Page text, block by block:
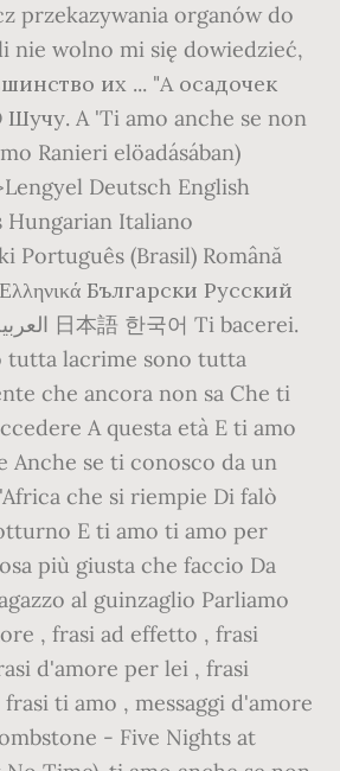
przekazywania organów do
nie wolno mi się dowiedzieć,
их ... "А осадочек
Шучу. A 'Ti amo anche se non
Ranieri elöadásában)
Deutsch English
Hungarian Italiano
Português (Brasil) Română
Български Русский
tutta lacrime sono tutta
che ancora non sa Che ti
A questa età E ti amo
Anche se ti conosco da un
che si riempie Di falò
E ti amo ti amo per
più giusta che faccio Da
al guinzaglio Parliamo
, frasi ad effetto , frasi
d'amore per lei , frasi
ti amo , messaggi d'amore
- Five Nights at